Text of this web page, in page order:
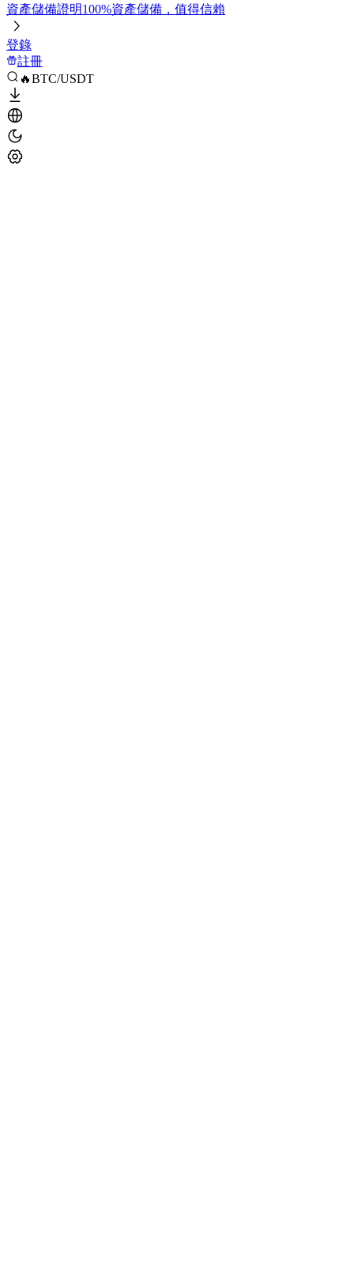
資產儲備證明100%資產儲備，值得信賴
登錄
註冊
🔥BTC/USDT